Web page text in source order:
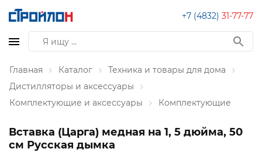
+7 (4832) 31-77-77
Главная Каталог
Техника и товары для дома
Дистилляторы и аксессуары
Комплектующие и аксессуары
Комплектующие
Вставка (Царга) медная на 1, 5 дюйма, 50
см Русская дымка